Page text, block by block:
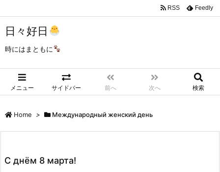
日々好日
時にはまともに
メニュー サイドバー 前へ 次へ 検索
RSS Feedly
Home > Международный женский день
С днём 8 марта!